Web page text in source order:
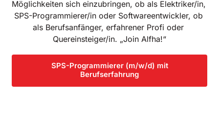
Möglichkeiten sich einzubringen, ob als Elektriker/in,
SPS-Programmierer/in oder Softwareentwickler, ob
als Berufsanfänger, erfahrener Profi oder
Quereinsteiger/in. „Join Alfha!“
SPS-Programmierer (m/w/d) mit
Berufserfahrung